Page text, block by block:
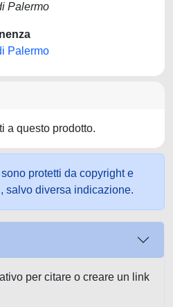
Palermo
Palermo
a questo prodotto.
protetti da copyright e
salvo diversa indicazione.
per citare o creare un link